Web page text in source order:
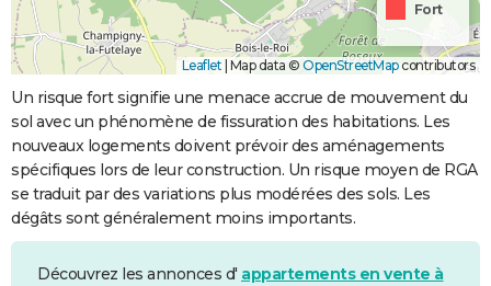
Fort
Leaflet Map data © OpenStreetMapcontributors
Un risque fort signifie une menace accrue de mouvement du
sol avec un phénomène de fissuration des habitations. Les
nouveaux logements doivent prévoir des aménagements
spécifiques lors de leur construction. Un risque moyen de RGA
se traduit par des variations plus modérées des sols. Les
dégâts sont généralement moins importants.
Découvrez les annonces d' appartements en vente à